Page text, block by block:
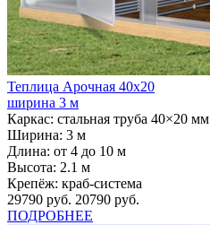
Теплица Арочная 40х20
ширина 3 м
Каркас: стальная труба 40×20 мм
Ширина: 3 м
Длина: от 4 до 10 м
Высота: 2.1 м
Крепёж: краб-система
29790 руб. 20790 руб.
ПОДРОБНЕЕ